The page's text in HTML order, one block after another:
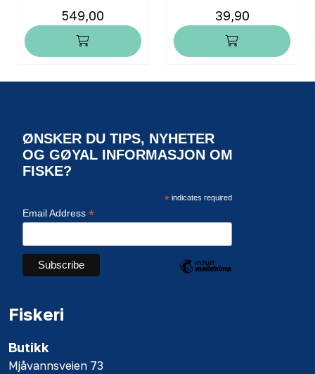
549,00 39,90
ØNSKER DU TIPS, NYHETER
OG GØYAL INFORMASJON OM
FISKE?
*indicates required
Email Address *
Fiskeri
Butikk
Mjåvannsveien 73